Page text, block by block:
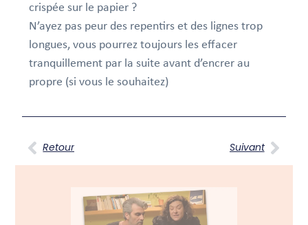
crispée sur le papier ?
N’ayez pas peur des repentirs et des lignes trop
longues, vous pourrez toujours les effacer
tranquillement par la suite avant d’encrer au
propre (si vous le souhaitez)
Retour Suivant